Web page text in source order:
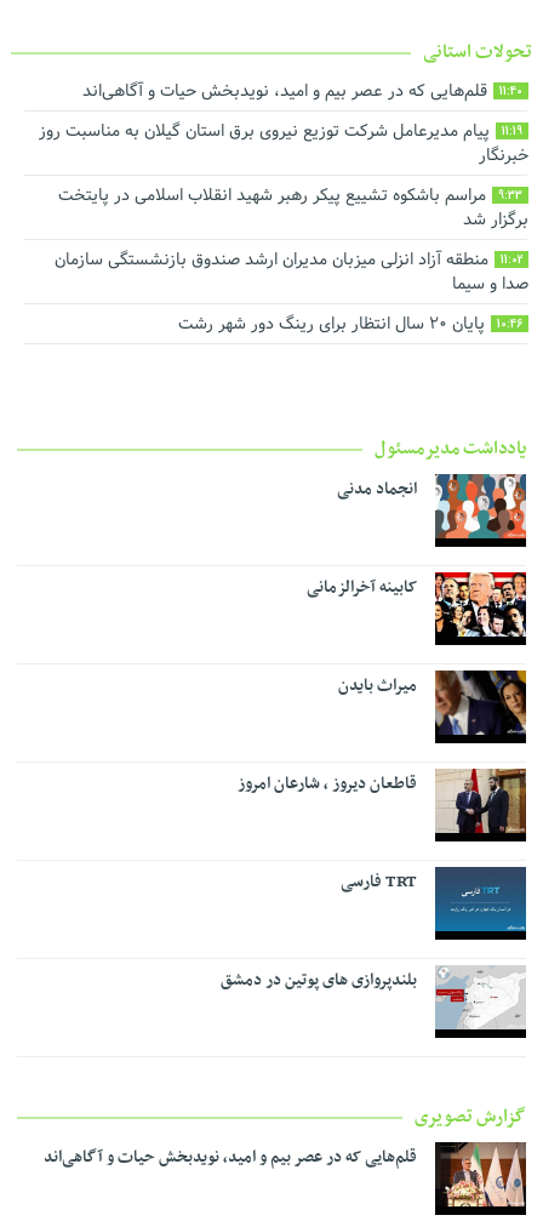
تحولات استانی
11:40 قلم‌هایی که در عصر بیم و امید، نویدبخش حیات و آگاهی‌اند
11:19
پیام مدیرعامل شرکت توزیع نیروی برق استان گیلان به مناسبت روز
خبرنگار ‌
9:33
مراسم باشکوه تشییع پیکر رهبر شهید انقلاب اسلامی در پایتخت
برگزار شد
11:02
منطقه آزاد انزلی میزبان مدیران ارشد صندوق بازنشستگی سازمان
صدا و سیما
10:46 پایان ۲۰ سال انتظار برای رینگ دور شهر رشت
یادداشت مدیرمسئول
انجماد مدنی
کابینه آخرالزمانی
میراث بایدن
قاطعان دیروز ، شارعان امروز
TRT فارسی
بلندپروازی های پوتین در دمشق
گزارش تصویری
قلم‌هایی که در عصر بیم و امید، نویدبخش حیات و آگاهی‌اند